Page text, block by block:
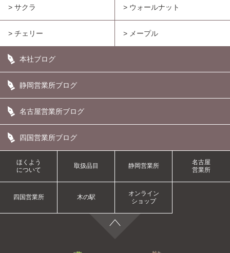
> サクラ > ウォールナット
> チェリー > メープル
本社ブログ
静岡営業所ブログ
名古屋営業所ブログ
四国営業所ブログ
ほくよう
について
取扱品目 静岡営業所
名古屋
営業所
四国営業所 木の駅
オンライン
ショップ